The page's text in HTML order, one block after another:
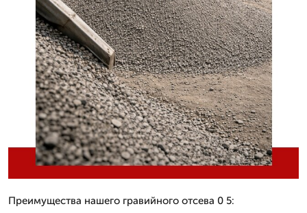
Преимущества нашего гравийного отсева 0 5: